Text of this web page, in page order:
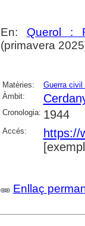
En: Querol :
(primavera
Matèries: Guerra civil
Àmbit:
Cronologia: 1944
Accés:
https://
Enllaç